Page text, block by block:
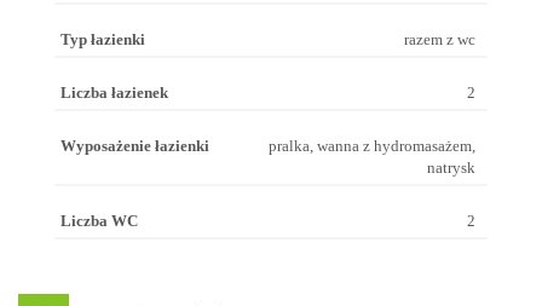
Typ łazienki razem z wc
Liczba łazienek 2
Wyposażenie łazienki
pralka, wanna z hydromasażem,
natrysk
Liczba WC 2